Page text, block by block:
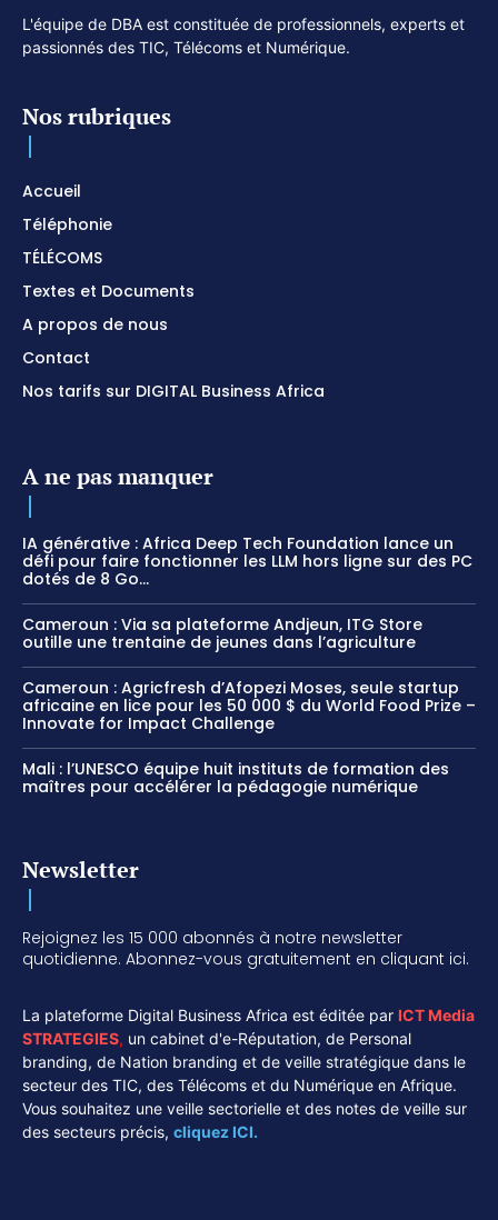
L'équipe de DBA est constituée de professionnels, experts et
passionnés des TIC, Télécoms et Numérique.
Nos rubriques
Accueil
Téléphonie
TÉLÉCOMS
Textes et Documents
A propos de nous
Contact
Nos tarifs sur DIGITAL Business Africa
A ne pas manquer
IA générative : Africa Deep Tech Foundation lance un
défi pour faire fonctionner les LLM hors ligne sur des PC
dotés de 8 Go...
Cameroun : Via sa plateforme Andjeun, ITG Store
outille une trentaine de jeunes dans l’agriculture
Cameroun : Agricfresh d’Afopezi Moses, seule startup
africaine en lice pour les 50 000 $ du World Food Prize –
Innovate for Impact Challenge
Mali : l’UNESCO équipe huit instituts de formation des
maîtres pour accélérer la pédagogie numérique
Newsletter
Rejoignez les 15 000 abonnés à notre newsletter
quotidienne. Abonnez-vous gratuitement en cliquant ici.
La plateforme Digital Business Africa est éditée par ICT Media
STRATEGIES, un cabinet d'e-Réputation, de Personal
branding, de Nation branding et de veille stratégique dans le
secteur des TIC, des Télécoms et du Numérique en Afrique.
Vous souhaitez une veille sectorielle et des notes de veille sur
des secteurs précis, cliquez ICI.